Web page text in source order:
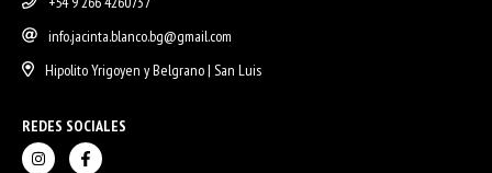
info.jacinta.blanco.bg@gmail.com
Hipolito Yrigoyen y Belgrano | San Luis
REDES SOCIALES